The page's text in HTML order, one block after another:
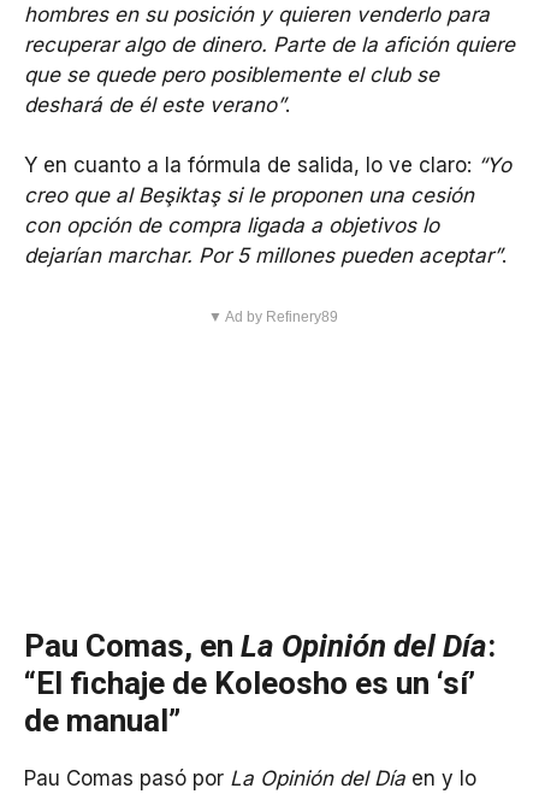
hombres en su posición y quieren venderlo para
recuperar algo de dinero. Parte de la afición quiere
que se quede pero posiblemente el club se
deshará de él este verano”.
Y en cuanto a la fórmula de salida, lo ve claro: “Yo
creo que al Beşiktaş si le proponen una cesión
con opción de compra ligada a objetivos lo
dejarían marchar. Por 5 millones pueden aceptar”.
▼ Ad by Refinery89
Pau Comas, en La Opinión del Día:
“El fichaje de Koleosho es un ‘sí’
de manual”
Pau Comas pasó por La Opinión del Día en y lo